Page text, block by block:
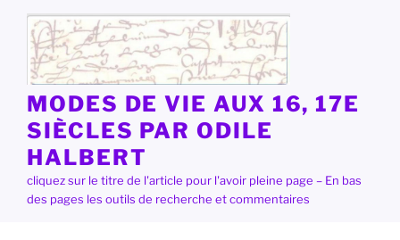
contenu
principal
MODES DE VIE AUX 16, 17E
SIÈCLES PAR ODILE
HALBERT
cliquez sur le titre de l'article pour l'avoir pleine page – En bas
des pages les outils de recherche et commentaires